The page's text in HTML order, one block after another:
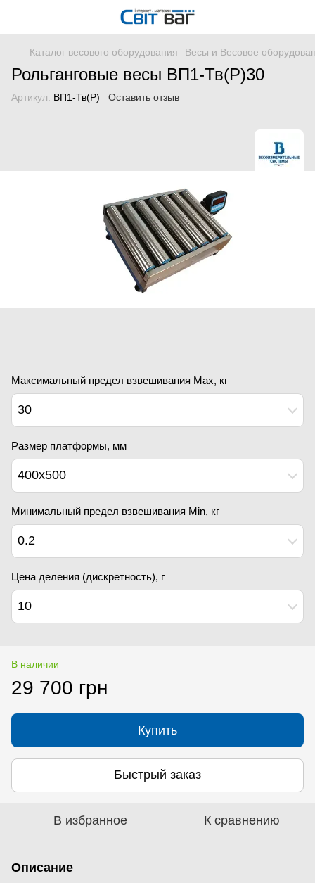
Каталог весового оборудования Весы и Весовое
Рольганговые весы ВП1-Тв(Р)30
Артикул: ВП1-Тв(Р) Оставить отзыв
Максимальный предел взвешивания Мах, кг
30
Размер платформы, мм
400х500
Минимальный предел взвешивания Min, кг
0.2
Цена деления (дискретность), г
10
В наличии
29 700 грн
Купить
Быстрый заказ
В избранное К сравнению
Описание